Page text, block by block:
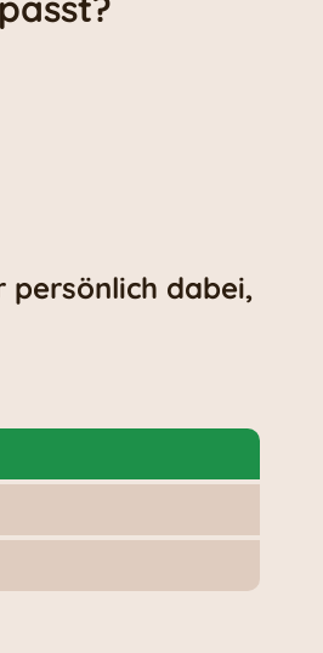
persönlich dabei,